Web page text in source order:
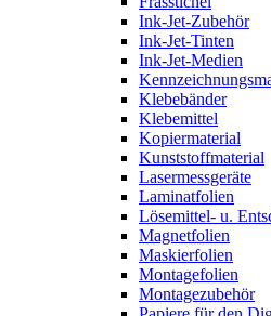
Ink-Jet-Zubehör
Ink-Jet-Tinten
Ink-Jet-Medien
Klebebänder
Klebemittel
Kopiermaterial
Kunststoffmaterial
Lasermessgeräte
Laminatfolien
Lösemittel- u.
Magnetfolien
Maskierfolien
Montagefolien
Montagezubehör